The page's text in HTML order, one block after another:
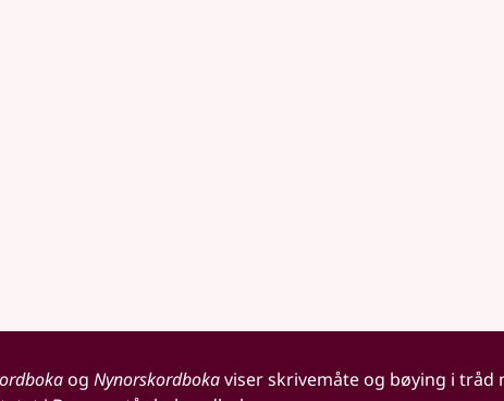
og Nynorskordbokaviser skrivemåte og bøying i tråd